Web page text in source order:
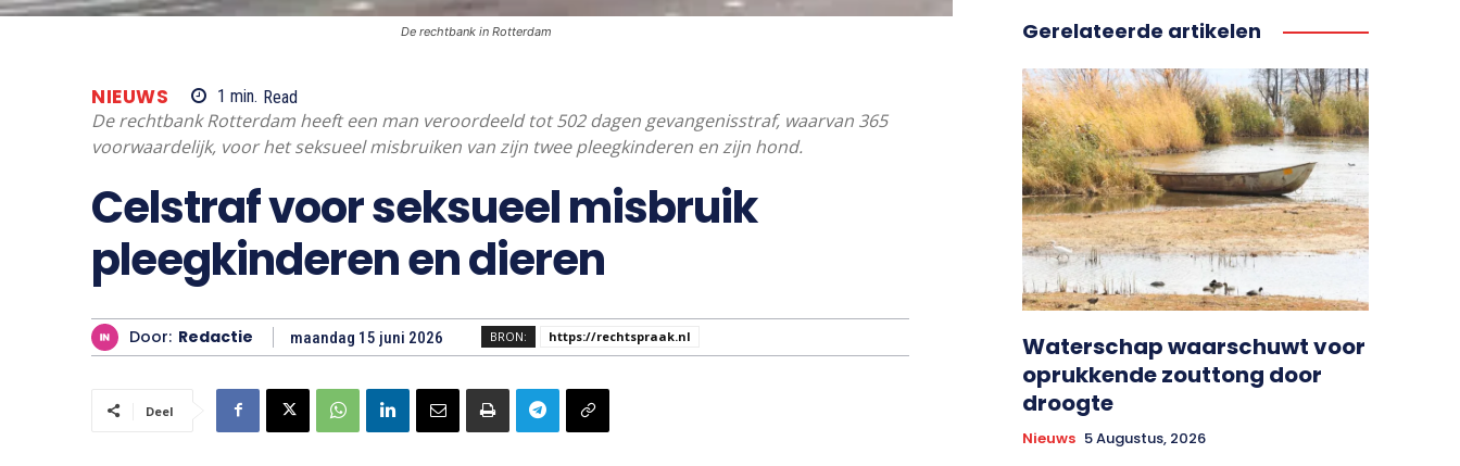
De rechtbank in Rotterdam
NIEUWS 1 min. Read
De rechtbank Rotterdam heeft een man veroordeeld tot 502 dagen gevangenisstraf, waarvan 365
voorwaardelijk, voor het seksueel misbruiken van zijn twee pleegkinderen en zijn hond.
Celstraf voor seksueel misbruik
pleegkinderen en dieren
Door: Redactie maandag 15 juni 2026 BRON: https://rechtspraak.nl
Deel
Gerelateerde artikelen
Waterschap waarschuwt voor
oprukkende zouttong door
droogte
Nieuws 5 Augustus, 2026